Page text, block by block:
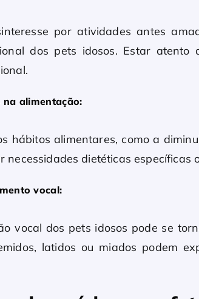
por atividades antes
dos pets idosos. Estar
na alimentação:
hábitos alimentares, como a
necessidades dietéticas específicas
vocal:
vocal dos pets idosos pode se
latidos ou miados podem